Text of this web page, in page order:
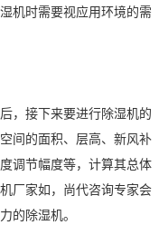
机时需要视应用环境的需
接下来要进行除湿机的
间的面积、层高、新风补
调节幅度等，计算其总体
厂家如，尚代咨询专家会
的除湿机。